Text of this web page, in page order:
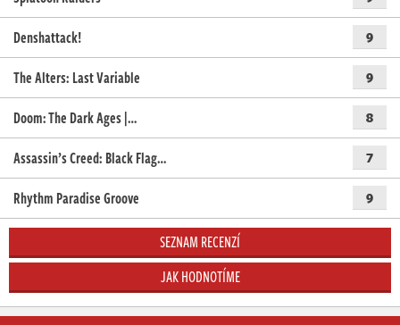
Denshattack! 9
The Alters: Last Variable 9
Doom: The Dark Ages |… 8
Assassin’s Creed: Black Flag… 7
Rhythm Paradise Groove 9
SEZNAM RECENZÍ
JAK HODNOTÍME